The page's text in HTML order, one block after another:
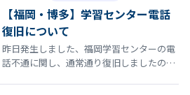
【福岡・博多】学習センター電話
復旧について
昨日発生しました、福岡学習センターの電
話不通に関し、通常通り復旧しましたので